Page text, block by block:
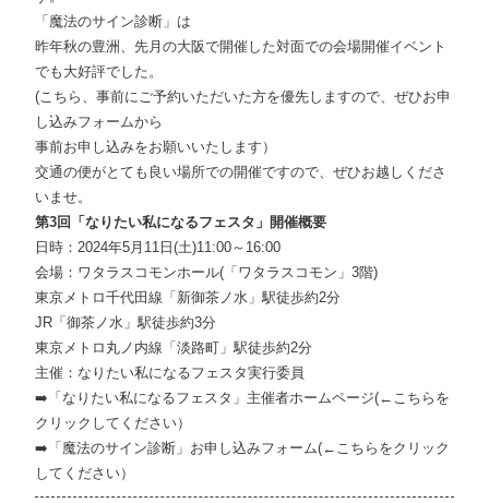
「魔法のサイン診断」は
昨年秋の豊洲、先月の大阪で開催した対面での会場開催イベント
でも大好評でした。
(こちら、事前にご予約いただいた方を優先しますので、ぜひお申
し込みフォームから
事前お申し込みをお願いいたします）
交通の便がとても良い場所での開催ですので、ぜひお越しくださ
いませ。
第3回「なりたい私になるフェスタ」開催概要
日時：2024年5月11日(土)11:00～16:00
会場：ワタラスコモンホール(「 ワタラスコモン 」3階)
東京メトロ千代田線「新御茶ノ水」駅徒歩約2分
JR「御茶ノ水」駅徒歩約3分
東京メトロ丸ノ内線「淡路町」駅徒歩約2分
主催： なりたい私になるフェスタ実行委員
➡️ 「なりたい私になるフェスタ」主催者ホームページ(←こちらを
クリックしてください）
➡️ 「魔法のサイン診断」お申し込みフォーム(←こちらをクリック
してください）